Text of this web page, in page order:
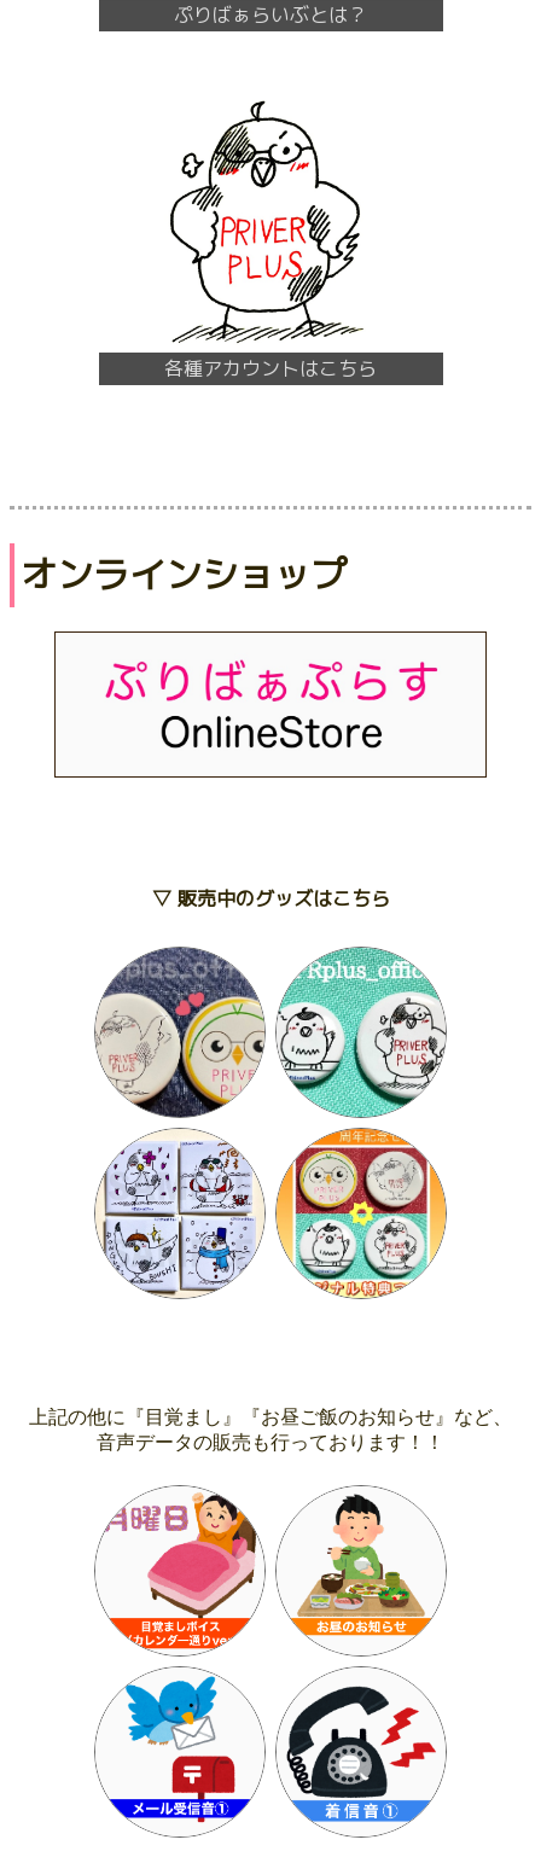
ぷりばぁらいぶとは？
各種アカウントはこちら
オンラインショップ
▽ 販売中のグッズはこちら
上記の他に『目覚まし』『お昼ご飯のお知らせ』など、
音声データの販売も行っております！！